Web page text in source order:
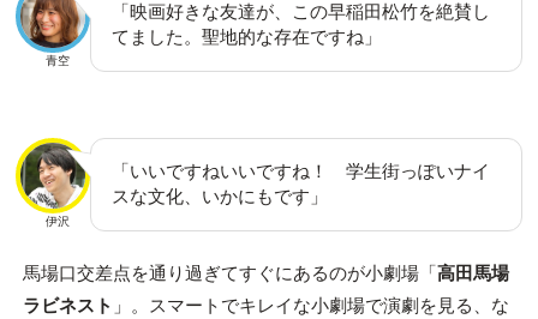
青空
「映画好きな友達が、この早稲田松竹を絶賛し
てました。聖地的な存在ですね」
伊沢
「いいですねいいですね！ 学生街っぽいナイ
スな文化、いかにもです」
馬場口交差点を通り過ぎてすぐにあるのが小劇場「高田馬場
ラビネスト 」。スマートでキレイな小劇場で演劇を見る、な